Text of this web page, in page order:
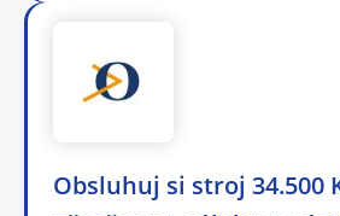
Obsluhuj si stroj 34.500